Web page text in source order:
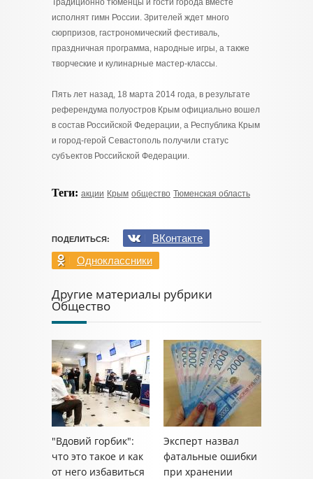
Традиционно тюменцы и гости города вместе
исполнят гимн России. Зрителей ждет много
сюрпризов, гастрономический фестиваль,
праздничная программа, народные игры, а также
творческие и кулинарные мастер-классы.
Пять лет назад, 18 марта 2014 года, в результате
референдума полуостров Крым официально вошел
в состав Российской Федерации, а Республика Крым
и город-герой Севастополь получили статус
субъектов Российской Федерации.
Теги: акции Крым общество Тюменская область
ПОДЕЛИТЬСЯ:
ВКонтакте
Одноклассники
Другие материалы рубрики
Общество
"Вдовий горбик":
что это такое и как
от него избавиться
Эксперт назвал
фатальные ошибки
при хранении